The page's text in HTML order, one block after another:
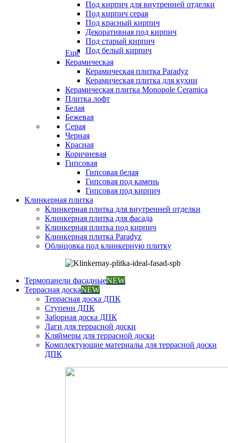
Под кирпич для внутренней отделки
Под кирпич серая
Под красный кирпич
Декоративная под кирпич
Под старый кирпич
Под белый кирпич
Еще
Керамическая
Керамическая плитка Paradyz
Керамическая плитка для кухни
Керамическая плитка Monopole Ceramica
Плитка лофт
Белая
Бежевая
Серая
Черная
Красная
Коричневая
Гипсовая
Гипсовая белая
Гипсовая под камень
Гипсовая под кирпич
Клинкерная плитка
Клинкерная плитка для внутренней отделки
Клинкерная плитка для фасада
Клинкерная плитка под кирпич
Клинкерная плитка Paradyz
Облицовка под клинкерную плитку
Термопанели фасадныеNEW
Террасная доскаNEW
Террасная доска ДПК
Ступени ДПК
Заборная доска ДПК
Лаги для террасной доски
Кляймеры для террасной доски
Комплектующие материалы для террасной доски
ДПК